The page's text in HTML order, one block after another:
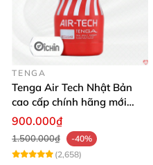
TENGA
Tenga Air Tech Nhật Bản
cao cấp chính hãng mới
seal giá tốt
900.000₫
1.500.000₫
-40%
(2,658)